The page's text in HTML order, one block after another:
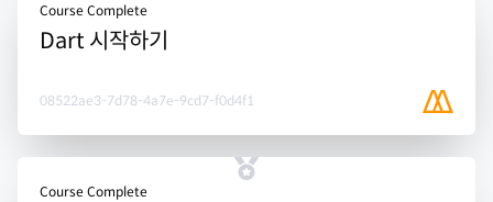
Course Complete
Dart 시작하기
08522ae3-7d78-4a7e-9cd7-f0d4f1
Course Complete